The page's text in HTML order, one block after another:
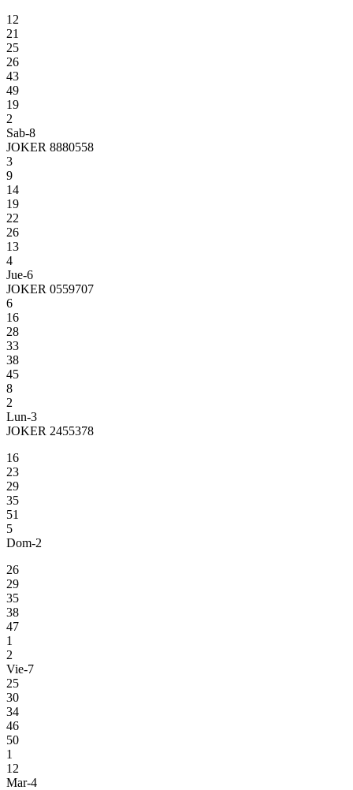
12
21
25
26
43
49
19
2
Sab-8
JOKER 8880558
3
9
14
19
22
26
13
4
Jue-6
JOKER 0559707
6
16
28
33
38
45
8
2
Lun-3
JOKER 2455378
16
23
29
35
51
5
Dom-2
26
29
35
38
47
1
2
Vie-7
25
30
34
46
50
1
12
Mar-4